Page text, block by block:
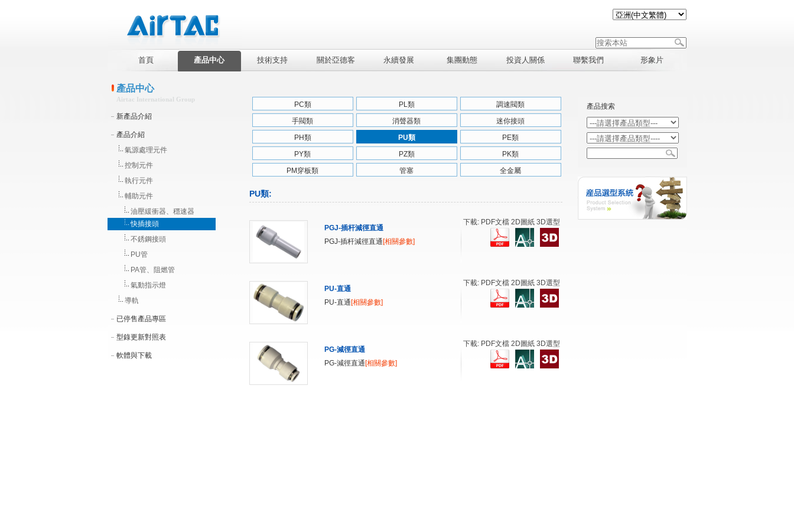
首頁 產品中心 技術支持 關於亞德客 永續發展 集團動態 投資人關係 聯繫我們 形象片
產品中心
Airtac International Group
新產品介紹
產品介紹
氣源處理元件
控制元件
執行元件
輔助元件
油壓緩衝器、穩速器
快插接頭
不銹鋼接頭
PU管
PA管、阻燃管
氣動指示燈
導軌
已停售產品專區
型錄更新對照表
軟體與下載
PC類 PL類
調速閥類
手閥類
消聲器類
迷你接頭
PH類
PU類
PE類
PY類
PZ類
PK類
PM穿板類
管塞 全金屬
PU類:
PGJ-插杆減徑直通
PGJ-插杆減徑直通[相關參數]
下載: PDF文檔 2D圖紙 3D選型
PU-直通
PU-直通[相關參數]
下載: PDF文檔 2D圖紙 3D選型
PG-減徑直通
PG-減徑直通[相關參數]
下載: PDF文檔 2D圖紙 3D選型
產品搜索